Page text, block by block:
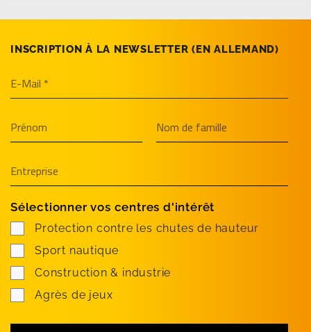
INSCRIPTION À LA NEWSLETTER (EN­ ALLEMAND)
Sélectionner vos centres d'intérêt
Protection contre les chutes de hauteur
Sport nautique
Construction & industrie
Agrès de jeux